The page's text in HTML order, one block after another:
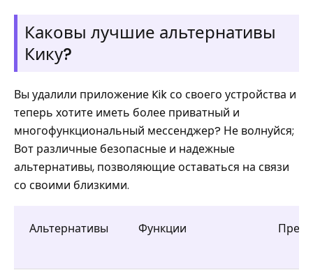
Каковы лучшие альтернативы
Кику?
Вы удалили приложение Kik со своего устройства и
теперь хотите иметь более приватный и
многофункциональный мессенджер? Не волнуйся;
Вот различные безопасные и надежные
альтернативы, позволяющие оставаться на связи
со своими близкими.
Альтернативы Функции